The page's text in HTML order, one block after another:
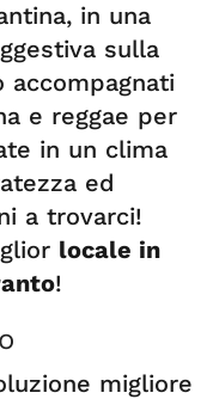
in una
sulla
accompagnati
e reggae per
in un clima
ed
a trovarci!
locale in
!
migliore